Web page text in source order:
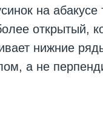
на абакусе
открытый,
нижние
а не